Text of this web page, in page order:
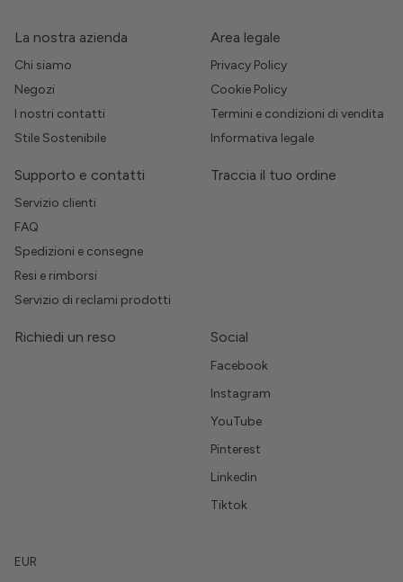
La nostra azienda
Chi siamo
Negozi
I nostri contatti
Stile Sostenibile
Area legale
Privacy Policy
Cookie Policy
Termini e condizioni di vendita
Informativa legale
Supporto e contatti
Servizio clienti
FAQ
Spedizioni e consegne
Resi e rimborsi
Servizio di reclami prodotti
Traccia il tuo ordine
Richiedi un reso Social
Facebook
Instagram
YouTube
Pinterest
Linkedin
Tiktok
EUR